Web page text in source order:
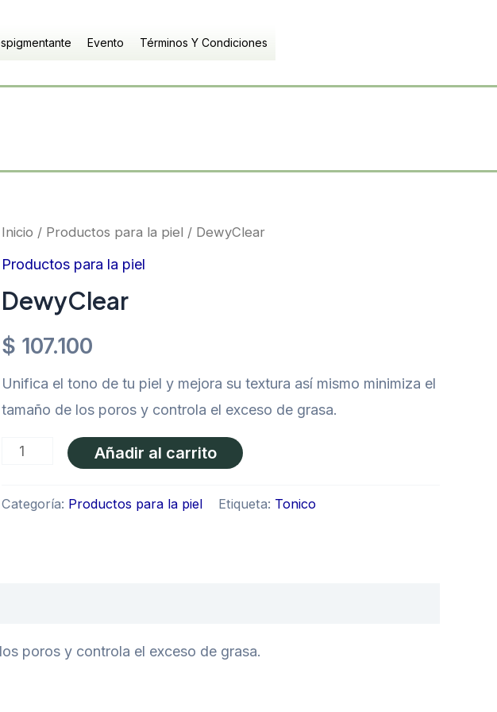
Evento Términos Y Condiciones
Inicio / Productos para la piel / DewyClear
Productos para la piel
DewyClear
$ 107.100
Unifica el tono de tu piel y mejora su textura así mismo minimiza el
tamaño de los poros y controla el exceso de grasa.
DewyClear
cantidad
Añadir al carrito
Categoría: Productos para la piel Etiqueta: Tonico
poros y controla el exceso de grasa.